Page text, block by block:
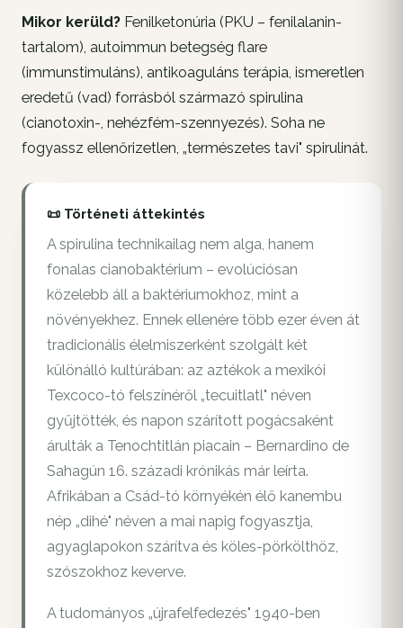
Mikor kerüld? Fenilketonúria (PKU – fenilalanin-
tartalom), autoimmun betegség flare
(immunstimuláns), antikoaguláns terápia, ismeretlen
eredetű (vad) forrásból származó spirulina
(cianotoxin-, nehézfém-szennyezés). Soha ne
fogyassz ellenőrizetlen, „természetes tavi" spirulinát.
📜 Történeti áttekintés
A spirulina technikailag nem alga, hanem
fonalas cianobaktérium – evolúciósan
közelebb áll a baktériumokhoz, mint a
növényekhez. Ennek ellenére több ezer éven át
tradicionális élelmiszerként szolgált két
különálló kultúrában: az aztékok a mexikói
Texcoco-tó felszínéről „tecuitlatl" néven
gyűjtötték, és napon szárított pogácsaként
árulták a Tenochtitlán piacain – Bernardino de
Sahagún 16. századi krónikás már leírta.
Afrikában a Csád-tó környékén élő kanembu
nép „dihé" néven a mai napig fogyasztja,
agyaglapokon szárítva és köles-pörkölthöz,
szószokhoz keverve.
A tudományos „újrafelfedezés" 1940-ben